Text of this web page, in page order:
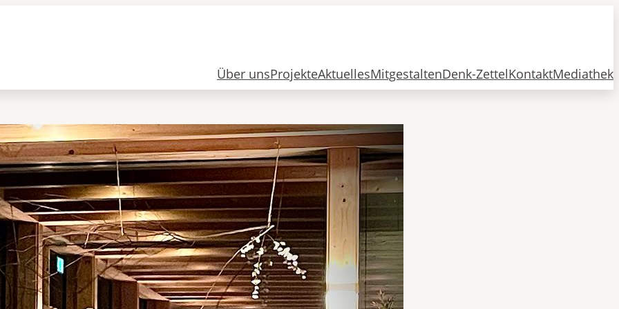
Über unsProjekteAktuellesMitgestaltenDenk-ZettelKontaktMediathek